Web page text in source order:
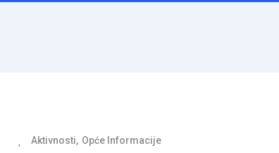
Aktivnosti, Opće Informacije